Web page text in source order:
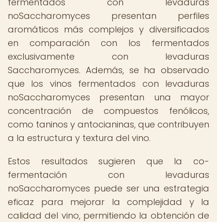
noSaccharomyces presentan perfiles
aromáticos más complejos y diversificados
en comparación con los fermentados
exclusivamente con levaduras
Saccharomyces. Además, se ha observado
que los vinos fermentados con levaduras
noSaccharomyces presentan una mayor
concentración de compuestos fenólicos,
como taninos y antocianinas, que contribuyen
a la estructura y textura del vino.
Estos resultados sugieren que la co-
fermentación con levaduras
noSaccharomyces puede ser una estrategia
eficaz para mejorar la complejidad y la
calidad del vino, permitiendo la obtención de